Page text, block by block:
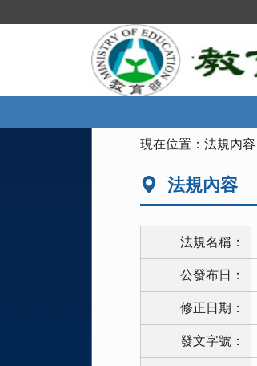
到
現在位置：法規內容
法規內容
法規名稱：
公發布日：
修正日期：
發文字號：